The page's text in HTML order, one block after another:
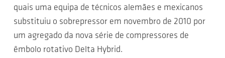
quais uma equipa de técnicos alemães e mexicanos
substituiu o sobrepressor em novembro de 2010 por
um agregado da nova série de compressores de
êmbolo rotativo Delta Hybrid.